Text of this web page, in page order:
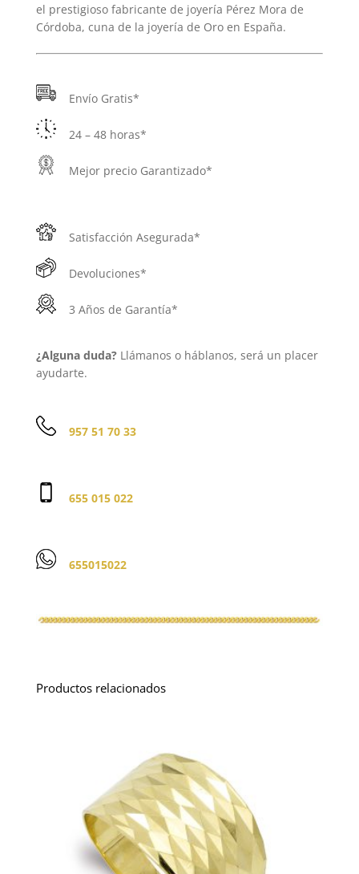
el prestigioso fabricante de joyería Pérez Mora de
Córdoba, cuna de la joyería de Oro en España.
Envío Gratis*
24 – 48 horas*
Mejor precio Garantizado*
Satisfacción Asegurada*
Devoluciones*
3 Años de Garantía*
¿Alguna duda?Llámanos o háblanos, será un placer
ayudarte.
957 51 70 33
655 015 022
655015022
Productos relacionados